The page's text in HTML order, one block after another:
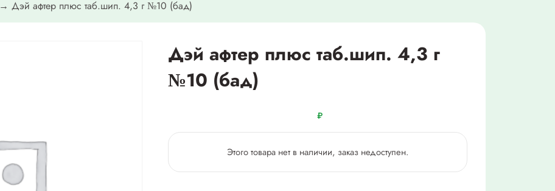
→ Дэй афтер плюс таб.шип. 4,3 г №10 (бад)
Дэй афтер плюс таб.шип. 4,3 г
№10 (бад)
₽
Этого товара нет в наличии, заказ недоступен.